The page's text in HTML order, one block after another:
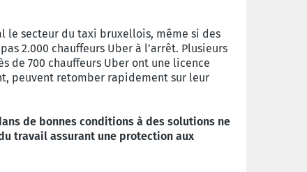
le secteur du taxi bruxellois, même si des
2.000 chauffeurs Uber à l’arrêt. Plusieurs
de 700 chauffeurs Uber ont une licence
peuvent retomber rapidement sur leur
de bonnes conditions à des solutions ne
travail assurant une protection aux